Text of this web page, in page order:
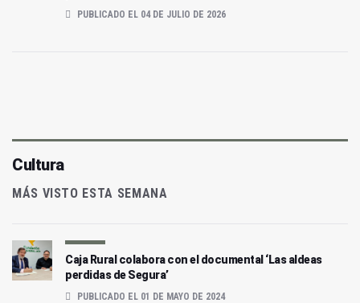
PUBLICADO EL 04 DE JULIO DE 2026
Cultura
MÁS VISTO ESTA SEMANA
Caja Rural colabora con el documental ‘Las aldeas
perdidas de Segura’
PUBLICADO EL 01 DE MAYO DE 2024